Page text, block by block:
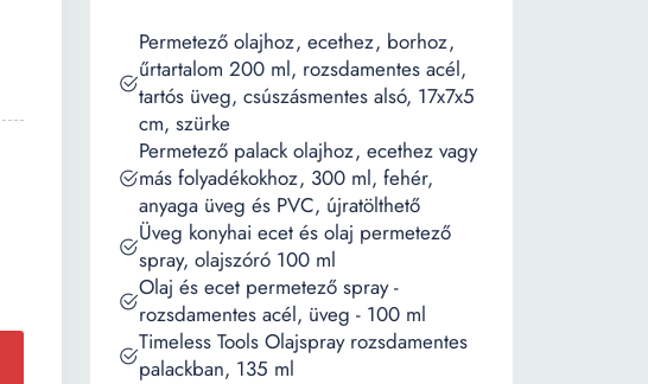
Permetező olajhoz, ecethez, borhoz,
űrtartalom 200 ml, rozsdamentes acél,
tartós üveg, csúszásmentes alsó, 17x7x5
cm, szürke
Permetező palack olajhoz, ecethez vagy
más folyadékokhoz, 300 ml, fehér,
anyaga üveg és PVC, újratölthető
Üveg konyhai ecet és olaj permetező
spray, olajszóró 100 ml
Olaj és ecet permetező spray -
rozsdamentes acél, üveg - 100 ml
Timeless Tools Olajspray rozsdamentes
palackban, 135 ml